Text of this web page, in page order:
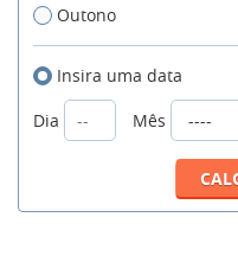
Outono
Insira uma data
Dia
Mês